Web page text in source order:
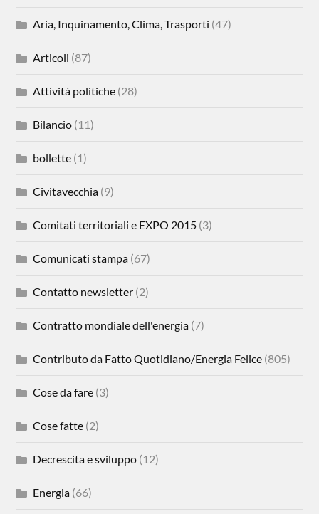
Aria, Inquinamento, Clima, Trasporti (47)
Articoli (87)
Attività politiche (28)
Bilancio (11)
bollette (1)
Civitavecchia (9)
Comitati territoriali e EXPO 2015 (3)
Comunicati stampa (67)
Contatto newsletter (2)
Contratto mondiale dell'energia (7)
Contributo da Fatto Quotidiano/Energia Felice (805)
Cose da fare (3)
Cose fatte (2)
Decrescita e sviluppo (12)
Energia (66)